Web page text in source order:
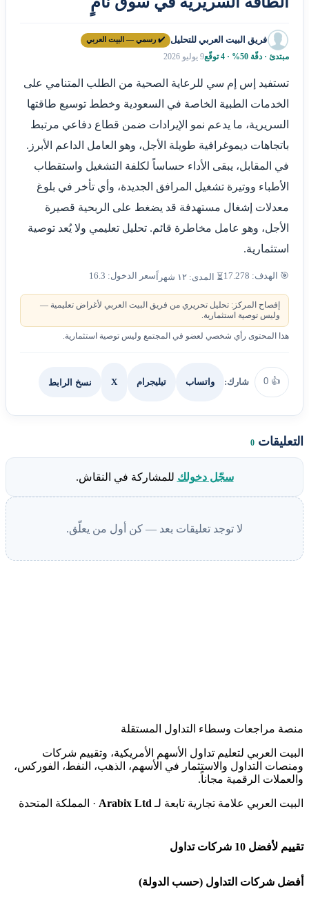
فريق البيت العربي للتحليل ✔️ رسمي — البيت العربي
مبتدئ · دقّة 50% · 4 توقّع 9 يوليو 2026
تستفيد إس إم سي للرعاية الصحية من الطلب المتنامي على
الخدمات الطبية الخاصة في السعودية وخطط توسيع طاقتها
السريرية، ما يدعم نمو الإيرادات ضمن قطاع دفاعي مرتبط
باتجاهات ديموغرافية طويلة الأجل، وهو العامل الداعم الأبرز.
في المقابل، يبقى الأداء حساساً لكلفة التشغيل واستقطاب
الأطباء ووتيرة تشغيل المرافق الجديدة، وأي تأخر في بلوغ
معدلات إشغال مستهدفة قد يضغط على الربحية قصيرة
الأجل، وهو عامل مخاطرة قائم. تحليل تعليمي ولا يُعد توصية
استثمارية.
🎯 الهدف: 17.278 ⏳ المدى: ١٢ شهراً سعر الدخول: 16.3
إفصاح المركز: تحليل تحريري من فريق البيت العربي لأغراض تعليمية —
وليس توصية استثمارية.
هذا المحتوى رأي شخصي لعضو في المجتمع وليس توصية استثمارية.
👍
0 شارك: واتساب تيليجرام X نسخ الرابط
التعليقات 0
سجّل دخولك للمشاركة في النقاش.
لا توجد تعليقات بعد — كن أول من يعلّق.
منصة مراجعات وسطاء التداول المستقلة
البيت العربي لتعليم تداول الأسهم الأمريكية، وتقييم شركات
ومنصات التداول والاستثمار في الأسهم، الذهب، النفط، الفوركس،
والعملات الرقمية مجاناً.
البيت العربي علامة تجارية تابعة لـ Arabix Ltd · المملكة المتحدة
تقييم لأفضل 10 شركات تداول
شركة Capital.com
أفضل شركات التداول (حسب الدولة)